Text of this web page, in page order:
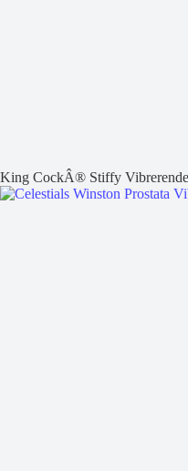
King CockÂ® Stiffy